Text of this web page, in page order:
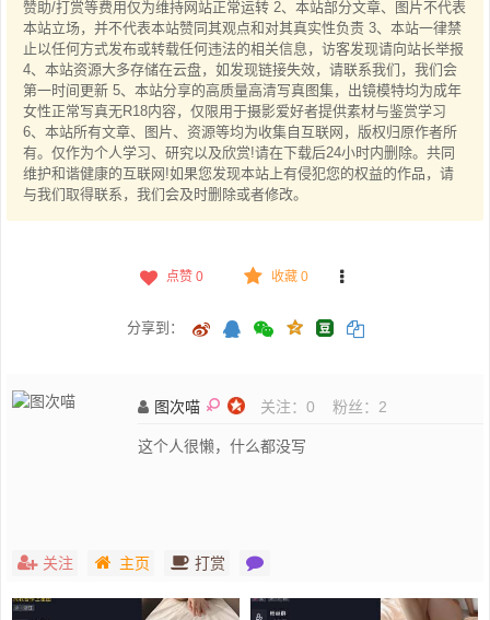
赞助/打赏等费用仅为维持网站正常运转 2、本站部分文章、图片不代表
本站立场，并不代表本站赞同其观点和对其真实性负责 3、本站一律禁
止以任何方式发布或转载任何违法的相关信息，访客发现请向站长举报
4、本站资源大多存储在云盘，如发现链接失效，请联系我们，我们会
第一时间更新 5、本站分享的高质量高清写真图集，出镜模特均为成年
女性正常写真无R18内容，仅限用于摄影爱好者提供素材与鉴赏学习
6、本站所有文章、图片、资源等均为收集自互联网，版权归原作者所
有。仅作为个人学习、研究以及欣赏!请在下载后24小时内删除。共同
维护和谐健康的互联网!如果您发现本站上有侵犯您的权益的作品，请
与我们取得联系，我们会及时删除或者修改。
点赞 0 收藏 0
分享到：
图次喵 关注： 0 粉丝： 2
这个人很懒，什么都没写
关注 主页 打赏